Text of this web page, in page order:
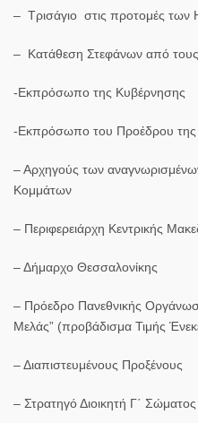
– Τρισάγιο στις προτομές
– Κατάθεση Στεφάνων από
-Εκπρόσωπο της Κυβέρνησης
-Εκπρόσωπο του Προέδρου
– Αρχηγούς των
Κομμάτων
– Περιφερειάρχη Κεντρικής
– Δήμαρχο Θεσσαλονίκης
– Πρόεδρο Πανεθνικής
Μελάς” (προβάδισμα Τιμής
– Διαπιστευμένους Προξένους
– Στρατηγό Διοικητή Γ΄